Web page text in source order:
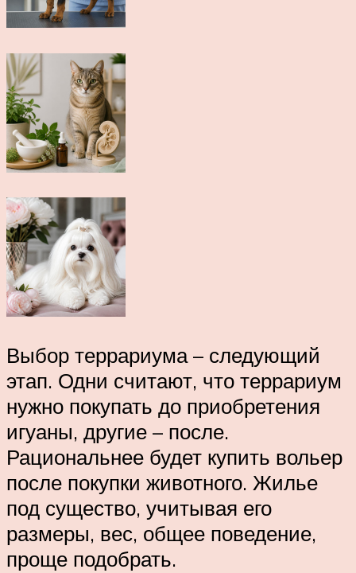
Выбор террариума – следующий
этап. Одни считают, что террариум
нужно покупать до приобретения
игуаны, другие – после.
Рациональнее будет купить вольер
после покупки животного. Жилье
под существо, учитывая его
размеры, вес, общее поведение,
проще подобрать.